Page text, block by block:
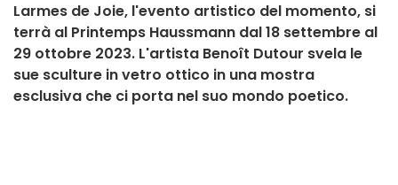
Larmes de Joie, l'evento artistico del momento, si
terrà al Printemps Haussmann dal 18 settembre al
29 ottobre 2023. L'artista Benoît Dutour svela le
sue sculture in vetro ottico in una mostra
esclusiva che ci porta nel suo mondo poetico.